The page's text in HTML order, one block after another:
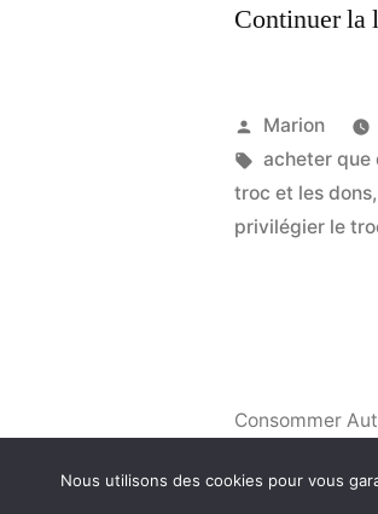
Continuer la
Publié
par
Marion
Étiquettes :
acheter que
troc et les dons,
privilégier le
Consommer
Nous utilisons des cookies pour vous